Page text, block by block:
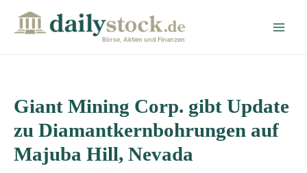
Börse, Aktien und Finanzen
Giant Mining Corp. gibt Update
zu Diamantkernbohrungen auf
Majuba Hill, Nevada